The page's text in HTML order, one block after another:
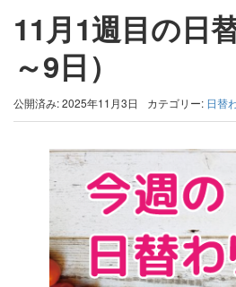
11月1週目の日
～9日）
公開済み: 2025年11月3日 カテゴリー: 日替